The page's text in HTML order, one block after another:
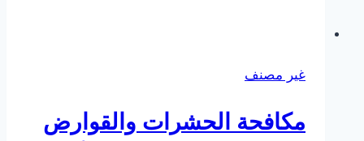
غير مصنف
مكافحة الحشرات والقوارض